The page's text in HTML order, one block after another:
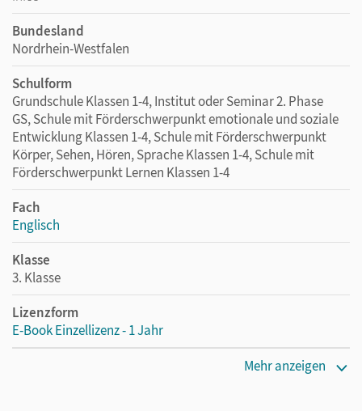
Bundesland
Nordrhein-Westfalen
Schulform
Grundschule Klassen 1-4, Institut oder Seminar 2. Phase
GS, Schule mit Förderschwerpunkt emotionale und soziale
Entwicklung Klassen 1-4, Schule mit Förderschwerpunkt
Körper, Sehen, Hören, Sprache Klassen 1-4, Schule mit
Förderschwerpunkt Lernen Klassen 1-4
Fach
Englisch
Klasse
3. Klasse
Lizenzform
E-Book Einzellizenz - 1 Jahr
Mehr anzeigen